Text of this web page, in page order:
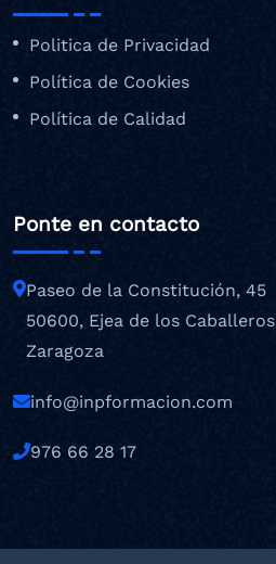
Politica de Privacidad
Política de Cookies
Política de Calidad
Ponte en contacto
Paseo de la Constitución, 45
50600, Ejea de los Caballeros
Zaragoza
info@inpformacion.com
976 66 28 17